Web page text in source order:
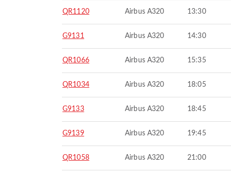
QR1120 Airbus A320 13:30
G9131 Airbus A320 14:30
QR1066 Airbus A320 15:35
QR1034 Airbus A320 18:05
G9133 Airbus A320 18:45
G9139 Airbus A320 19:45
QR1058 Airbus A320 21:00